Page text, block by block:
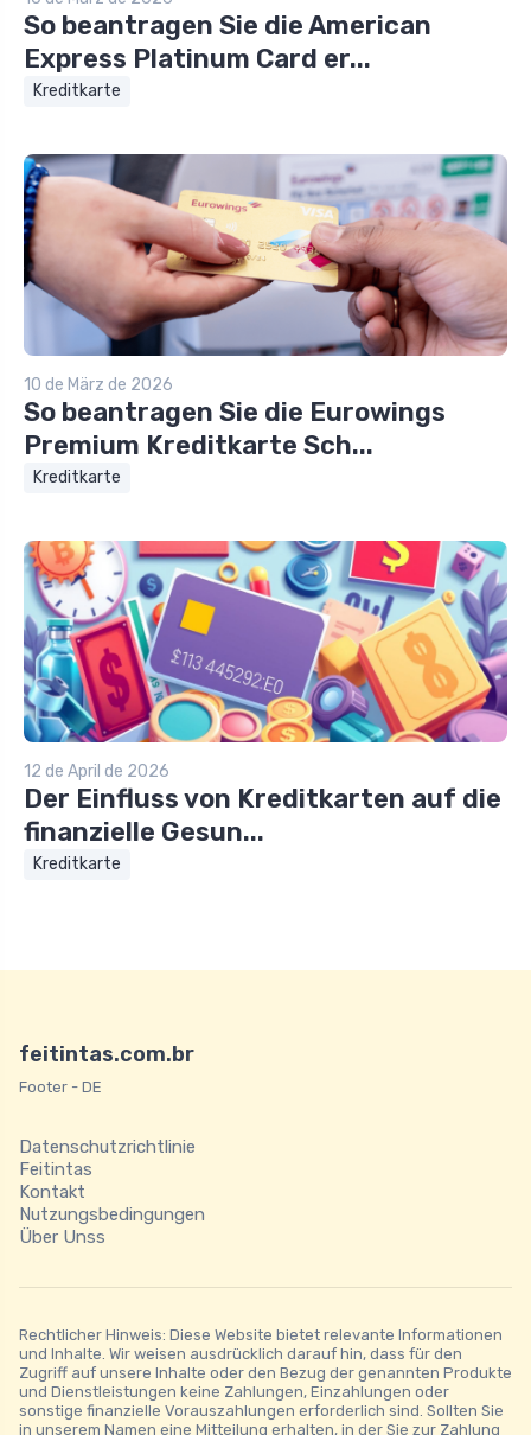
So beantragen Sie die American
Express Platinum Card er...
Kreditkarte
10 de März de 2026
So beantragen Sie die Eurowings
Premium Kreditkarte Sch...
Kreditkarte
12 de April de 2026
Der Einfluss von Kreditkarten auf die
finanzielle Gesun...
Kreditkarte
feitintas.com.br
Footer - DE
Datenschutzrichtlinie
Feitintas
Kontakt
Nutzungsbedingungen
Über Unss
Rechtlicher Hinweis: Diese Website bietet relevante Informationen
und Inhalte. Wir weisen ausdrücklich darauf hin, dass für den
Zugriff auf unsere Inhalte oder den Bezug der genannten Produkte
und Dienstleistungen keine Zahlungen, Einzahlungen oder
sonstige finanzielle Vorauszahlungen erforderlich sind. Sollten Sie
in unserem Namen eine Mitteilung erhalten, in der Sie zur Zahlung